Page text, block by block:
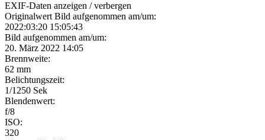
EXIF-Daten anzeigen / verbergen
Originalwert Bild aufgenommen am/um:
2022:03:20 15:05:43
Bild aufgenommen am/um:
20. März 2022 14:05
Brennweite:
62 mm
Belichtungszeit:
1/1250 Sek
Blendenwert:
f/8
ISO:
320